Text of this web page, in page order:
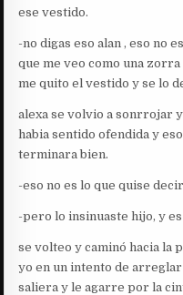
ese vestido.
-no digas eso alan , eso no
que me veo como una
me quito el vestido y se lo
alexa se volvio a sonrrojar
habia sentido ofendida y
terminara bien.
-eso no es lo que quise
-pero lo insinuaste hijo, y
se volteo y caminó hacia la
yo en un intento de arreglar
saliera y le agarre por la